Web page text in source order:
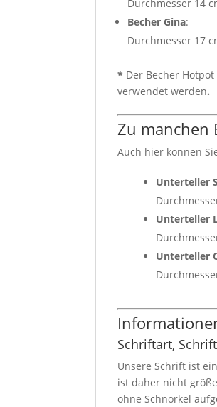
Durchmesser 14
Becher Gina:
Durchmesser 17
* Der Becher
verwendet werden.
Zu manchen
Auch hier können
Unterteller
Unterteller
Unterteller
Schriftart,
Unsere Schrift ist
ist daher nicht
ohne Schnörkel